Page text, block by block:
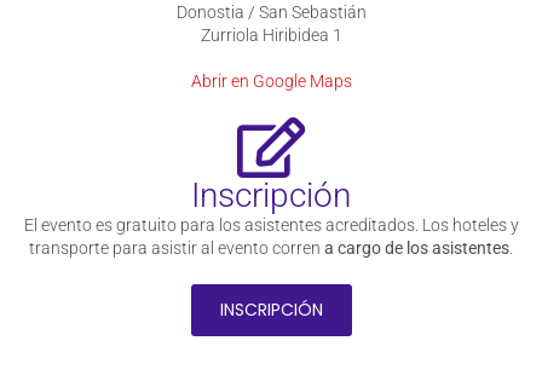
Donostia / San Sebastián
Zurriola Hiribidea 1
Abrir en Google Maps
Inscripción
El evento es gratuito para los asistentes acreditados. Los hoteles y
transporte para asistir al evento corren a cargo de los asistentes
INSCRIPCIÓN